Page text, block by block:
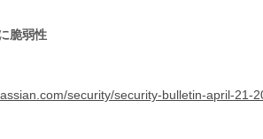
脆弱性
security/security-bulletin-april-21-